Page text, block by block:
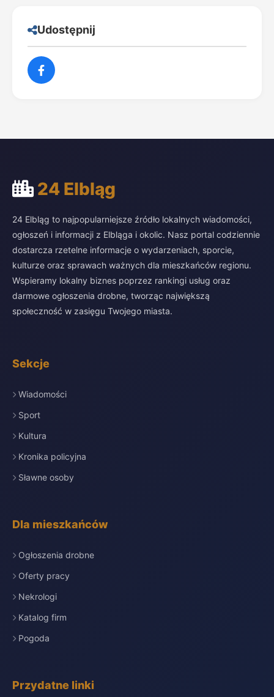
Udostępnij
24 Elbląg
24 Elbląg to najpopularniejsze źródło lokalnych wiadomości,
ogłoszeń i informacji z Elbląga i okolic. Nasz portal codziennie
dostarcza rzetelne informacje o wydarzeniach, sporcie,
kulturze oraz sprawach ważnych dla mieszkańców regionu.
Wspieramy lokalny biznes poprzez rankingi usług oraz
darmowe ogłoszenia drobne, tworząc największą
społeczność w zasięgu Twojego miasta.
Sekcje
Wiadomości
Sport
Kultura
Kronika policyjna
Sławne osoby
Dla mieszkańców
Ogłoszenia drobne
Oferty pracy
Nekrologi
Katalog firm
Pogoda
Przydatne linki